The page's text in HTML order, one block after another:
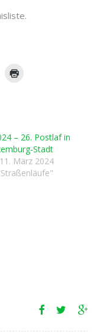
– 26. Postlaf in
Stadt
11. März 2024